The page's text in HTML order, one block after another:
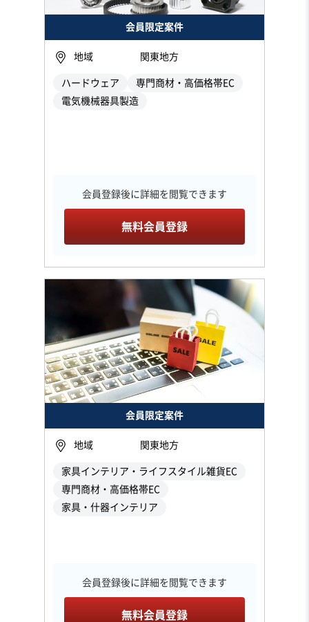
会員限定案件
地域 関東地方
ハードウェア
専門商材・高価格帯EC
電気機械器具製造
会員登録後に詳細を閲覧できます
無料会員登録
会員限定案件
地域 関東地方
家具インテリア・ライフスタイル雑貨EC
専門商材・高価格帯EC
家具・什器インテリア
会員登録後に詳細を閲覧できます
無料会員登録